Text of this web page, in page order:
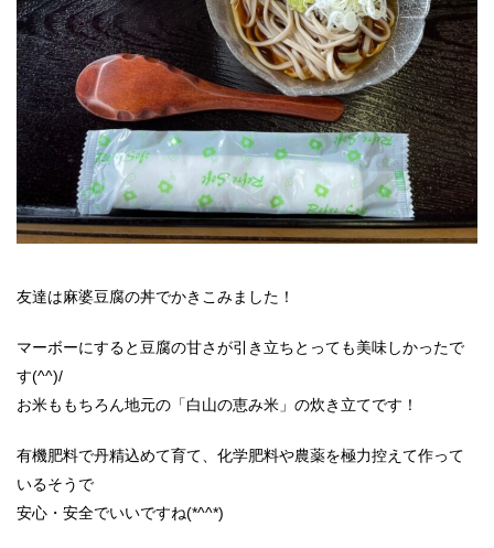
友達は麻婆豆腐の丼でかきこみました！
マーボーにすると豆腐の甘さが引き立ちとっても美味しかったで
す(^^)/
お米ももちろん地元の「白山の恵み米」の炊き立てです！
有機肥料で丹精込めて育て、化学肥料や農薬を極力控えて作って
いるそうで
安心・安全でいいですね(*^^*)